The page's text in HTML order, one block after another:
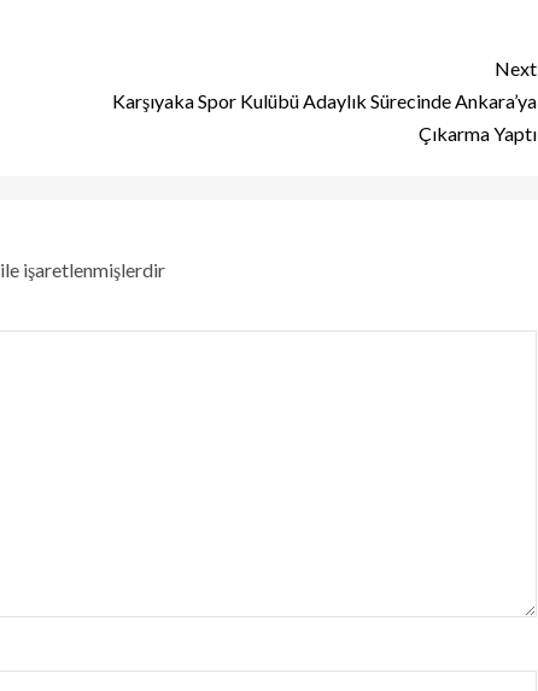
Next
Karşıyaka Spor Kulübü Adaylık Sürecinde Ankara’ya
Çıkarma Yaptı
ile işaretlenmişlerdir